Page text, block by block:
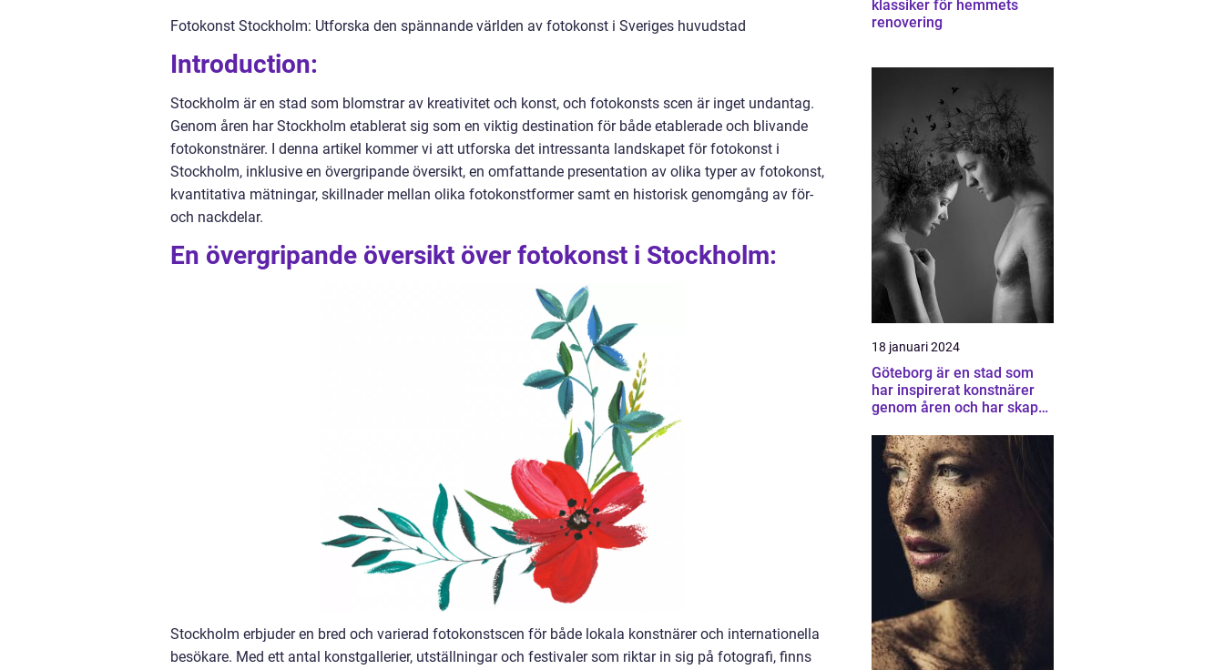
Fotokonst Stockholm: Utforska den spännande världen av fotokonst i Sveriges huvudstad
Introduction:
Stockholm är en stad som blomstrar av kreativitet och konst, och fotokonsts scen är inget undantag.
Genom åren har Stockholm etablerat sig som en viktig destination för både etablerade och blivande
fotokonstnärer. I denna artikel kommer vi att utforska det intressanta landskapet för fotokonst i
Stockholm, inklusive en övergripande översikt, en omfattande presentation av olika typer av fotokonst,
kvantitativa mätningar, skillnader mellan olika fotokonstformer samt en historisk genomgång av för-
och nackdelar.
En övergripande översikt över fotokonst i Stockholm:
Stockholm erbjuder en bred och varierad fotokonstscen för både lokala konstnärer och internationella
besökare. Med ett antal konstgallerier, utställningar och festivaler som riktar in sig på fotografi, finns
klassiker för hemmets
renovering
18 januari 2024
Göteborg är en stad som
har inspirerat konstnärer
genom åren och har skapat
konstverk som
representerar staden